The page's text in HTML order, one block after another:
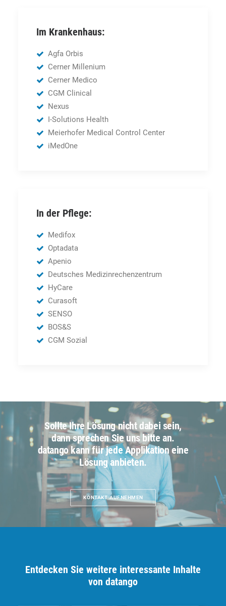
Im Krankenhaus:
Agfa Orbis
Cerner Millenium
Cerner Medico
CGM Clinical
Nexus
I-Solutions Health
Meierhofer Medical Control Center
iMedOne
In der Pflege:
Medifox
Optadata
Apenio
Deutsches Medizinrechenzentrum
HyCare
Curasoft
SENSO
BOS&S
CGM Sozial
Sollte Ihre Lösung nicht dabei sein,
dann sprechen Sie uns bitte an.
datango kann für jede Applikation eine
Lösung anbieten.
KONTAKT AUFNEHMEN
Entdecken Sie weitere interessante Inhalte
von datango